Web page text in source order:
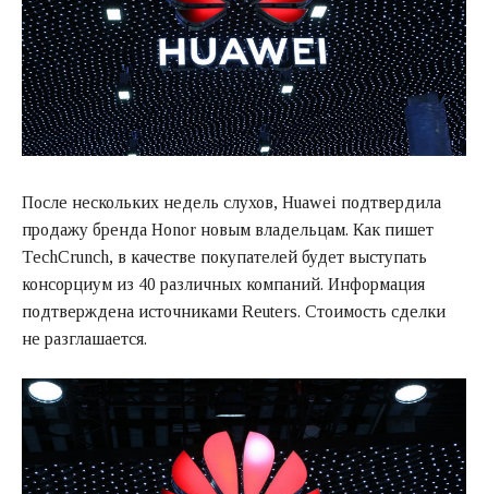
После нескольких недель слухов, Huawei подтвердила
продажу бренда Honor новым владельцам. Как пишет
TechCrunch, в качестве покупателей будет выступать
консорциум из 40 различных компаний. Информация
подтверждена источниками Reuters. Стоимость сделки
не разглашается.